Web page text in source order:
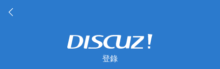
登錄